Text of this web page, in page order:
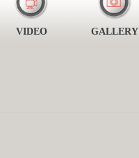
VIDEO GALLERY